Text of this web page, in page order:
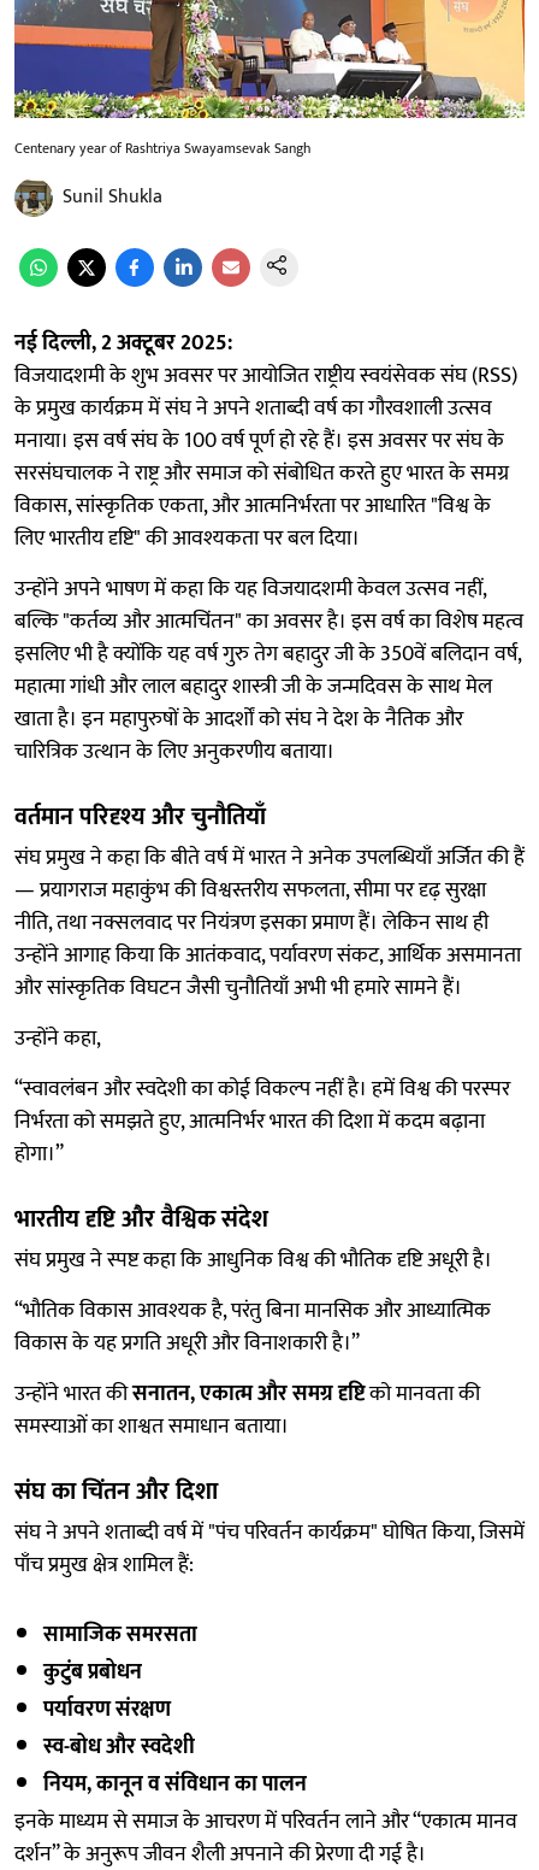
Centenary year of Rashtriya Swayamsevak Sangh
Sunil Shukla
नई दिल्ली, 2 अक्टूबर 2025:
विजयादशमी के शुभ अवसर पर आयोजित राष्ट्रीय स्वयंसेवक संघ (RSS)
के प्रमुख कार्यक्रम में संघ ने अपने शताब्दी वर्ष का गौरवशाली उत्सव
मनाया। इस वर्ष संघ के 100 वर्ष पूर्ण हो रहे हैं। इस अवसर पर संघ के
सरसंघचालक ने राष्ट्र और समाज को संबोधित करते हुए भारत के समग्र
विकास, सांस्कृतिक एकता, और आत्मनिर्भरता पर आधारित "विश्व के
लिए भारतीय दृष्टि" की आवश्यकता पर बल दिया।
उन्होंने अपने भाषण में कहा कि यह विजयादशमी केवल उत्सव नहीं,
बल्कि "कर्तव्य और आत्मचिंतन" का अवसर है। इस वर्ष का विशेष महत्व
इसलिए भी है क्योंकि यह वर्ष गुरु तेग बहादुर जी के 350वें बलिदान वर्ष,
महात्मा गांधी और लाल बहादुर शास्त्री जी के जन्मदिवस के साथ मेल
खाता है। इन महापुरुषों के आदर्शों को संघ ने देश के नैतिक और
चारित्रिक उत्थान के लिए अनुकरणीय बताया।
वर्तमान परिदृश्य और चुनौतियाँ
संघ प्रमुख ने कहा कि बीते वर्ष में भारत ने अनेक उपलब्धियाँ अर्जित की हैं
— प्रयागराज महाकुंभ की विश्वस्तरीय सफलता, सीमा पर दृढ़ सुरक्षा
नीति, तथा नक्सलवाद पर नियंत्रण इसका प्रमाण हैं। लेकिन साथ ही
उन्होंने आगाह किया कि आतंकवाद, पर्यावरण संकट, आर्थिक असमानता
और सांस्कृतिक विघटन जैसी चुनौतियाँ अभी भी हमारे सामने हैं।
उन्होंने कहा,
“स्वावलंबन और स्वदेशी का कोई विकल्प नहीं है। हमें विश्व की परस्पर
निर्भरता को समझते हुए, आत्मनिर्भर भारत की दिशा में कदम बढ़ाना
होगा।”
भारतीय दृष्टि और वैश्विक संदेश
संघ प्रमुख ने स्पष्ट कहा कि आधुनिक विश्व की भौतिक दृष्टि अधूरी है।
“भौतिक विकास आवश्यक है, परंतु बिना मानसिक और आध्यात्मिक
विकास के यह प्रगति अधूरी और विनाशकारी है।”
उन्होंने भारत कीसनातन, एकात्म और समग्र दृष्टिको मानवता की
समस्याओं का शाश्वत समाधान बताया।
संघ का चिंतन और दिशा
संघ ने अपने शताब्दी वर्ष में "पंच परिवर्तन कार्यक्रम" घोषित किया, जिसमें
पाँच प्रमुख क्षेत्र शामिल हैं:
सामाजिक समरसता
कुटुंब प्रबोधन
पर्यावरण संरक्षण
स्व-बोध और स्वदेशी
नियम, कानून व संविधान का पालन
इनके माध्यम से समाज के आचरण में परिवर्तन लाने और “एकात्म मानव
दर्शन” के अनुरूप जीवन शैली अपनाने की प्रेरणा दी गई है।